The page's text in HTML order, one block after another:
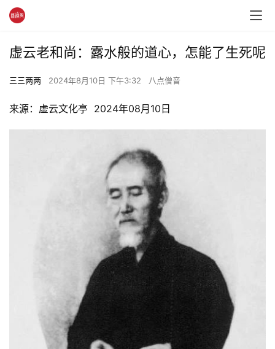
虚云老和尚：露水般的道心，怎能了生死呢
三三两两 2024年8月10日 下午3:32 八点僧音
来源：虚云文化亭  2024年08月10日